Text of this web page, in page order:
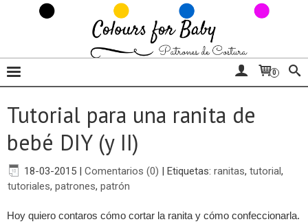
0
Tutorial para una ranita de
bebé DIY (y II)
18-03-2015 | Comentarios (0) | Etiquetas: ranitas, tutorial,
tutoriales, patrones, patrón
Hoy quiero contaros cómo cortar la ranita y cómo confeccionarla.